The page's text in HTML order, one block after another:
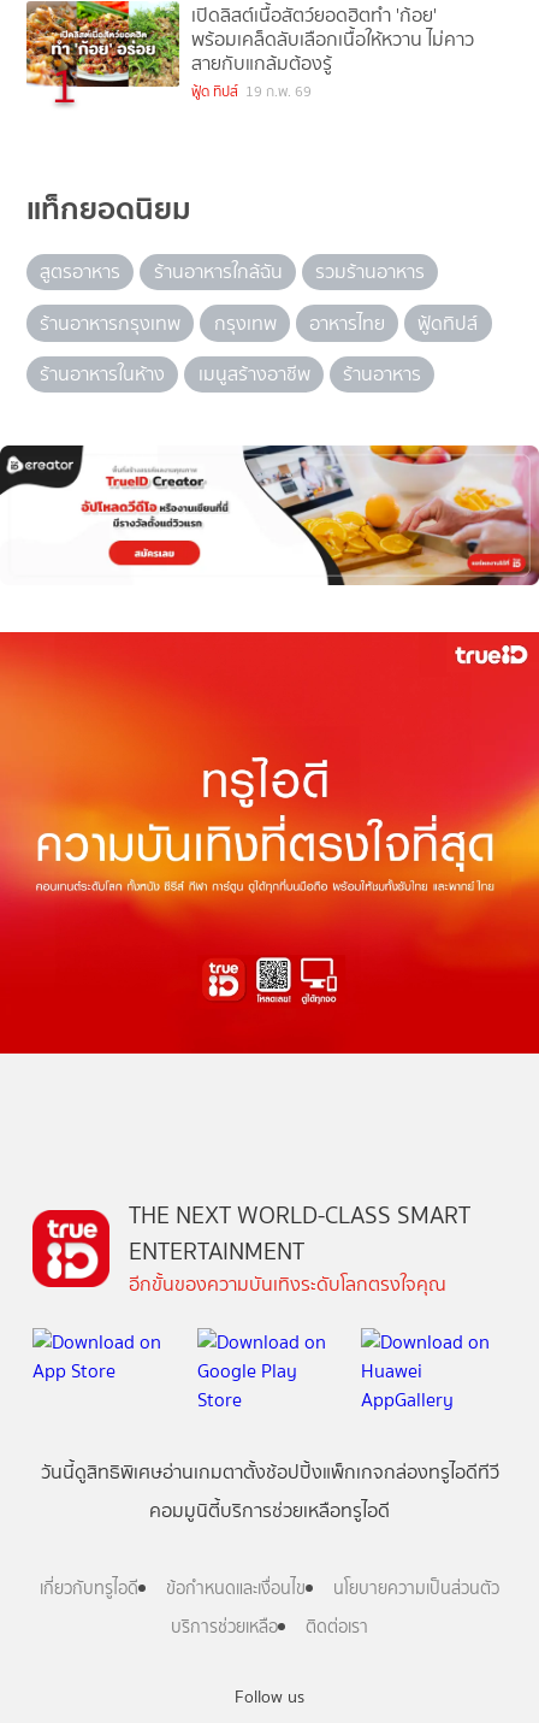
1
เปิดลิสต์เนื้อสัตว์ยอดฮิตทำ 'ก้อย'
พร้อมเคล็ดลับเลือกเนื้อให้หวาน ไม่คาว
สายกับแกล้มต้องรู้
ฟู้ด ทิปส์ 19 ก.พ. 69
แท็กยอดนิยม
สูตรอาหาร ร้านอาหารใกล้ฉัน
รวมร้านอาหาร
ร้านอาหารกรุงเทพ
กรุงเทพ อาหารไทย
ฟู้ดทิปส์
ร้านอาหารในห้าง
เมนูสร้างอาชีพ ร้านอาหาร
Follow us
THE NEXT WORLD-CLASS SMART
ENTERTAINMENT
อีกขั้นของความบันเทิงระดับโลกตรงใจคุณ
วันนี้ดูสิทธิพิเศษอ่านเกมตาตั้งช้อปปิ้งแพ็กเกจกล่องทรูไอดีทีวี
คอมมูนิตี้บริการช่วยเหลือทรูไอดี
เกี่ยวกับทรูไอดี ข้อกำหนดและเงื่อนไข
นโยบายความเป็นส่วนตัว
บริการช่วยเหลือ
ติดต่อเรา